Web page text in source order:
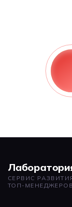
СЕРВИС
ТОП-МЕНЕДЖЕРОВ